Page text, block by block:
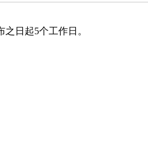
日起5个工作日。